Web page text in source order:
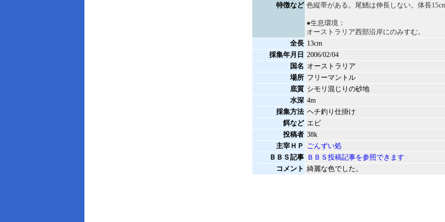
特徴など 色縦帯がある。尾鰭は伸長しない。体長
●生息環境：
オーストラリア西部沿岸にのみすむ。
全長 13cm
採集年月日 2006/02/04
国名 オーストラリア
場所 フリーマントル
底質 シモリ混じりの砂地
水深 4m
採集方法 ヘチ釣り仕掛け
餌など エビ
投稿者 38k
主宰ＨＰ
ごんずい処
ＢＢＳ記事 ＢＢＳ投稿記事を参照できます
コメント 綺麗な色でした。